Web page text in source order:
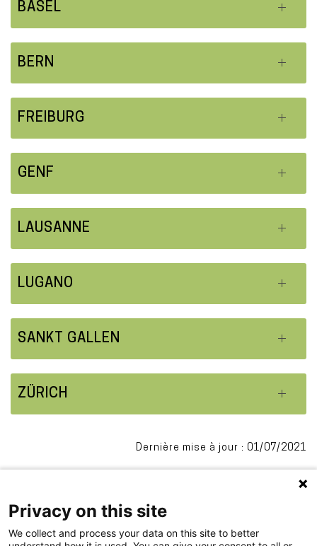
BASEL
BERN
FREIBURG
GENF
LAUSANNE
LUGANO
SANKT GALLEN
ZÜRICH
Dernière mise à jour : 01/07/2021
Privacy on this site
We collect and process your data on this site to better